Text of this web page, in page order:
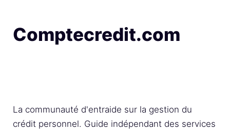
Comptecredit.com
La communauté d'entraide sur la gestion du
crédit personnel. Guide indépendant des services